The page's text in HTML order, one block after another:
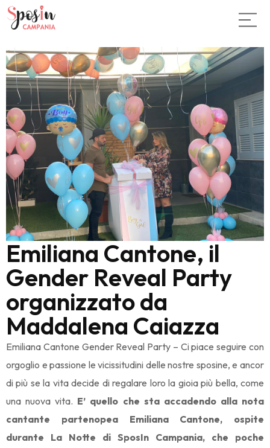
Emiliana Cantone, il
Gender Reveal Party
organizzato da
Maddalena Caiazza
Emiliana Cantone Gender Reveal Party – Ci piace seguire con
orgoglio e passione le vicissitudini delle nostre sposine, e ancor
di più se la vita decide di regalare loro la gioia più bella, come
una nuova vita. E’ quello che sta accadendo alla nota
cantante partenopea Emiliana Cantone, ospite
durante La Notte di SposIn Campania, che poche